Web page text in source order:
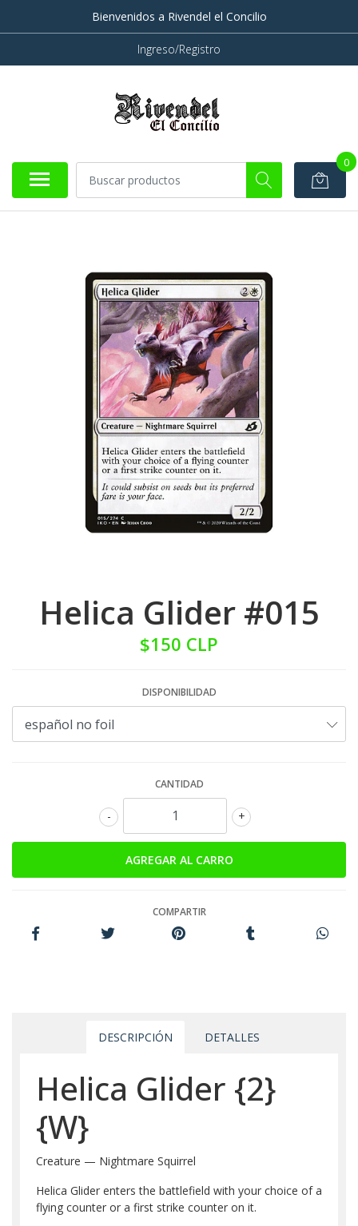
Bienvenidos a Rivendel el Concilio
Ingreso/Registro
0
Helica Glider #015
$150 CLP
DISPONIBILIDAD
CANTIDAD
+
-
COMPARTIR
DESCRIPCIÓN DETALLES
Helica Glider {2}
{W}
Creature — Nightmare Squirrel
Helica Glider enters the battlefield with your choice of a
flying counter or a first strike counter on it.